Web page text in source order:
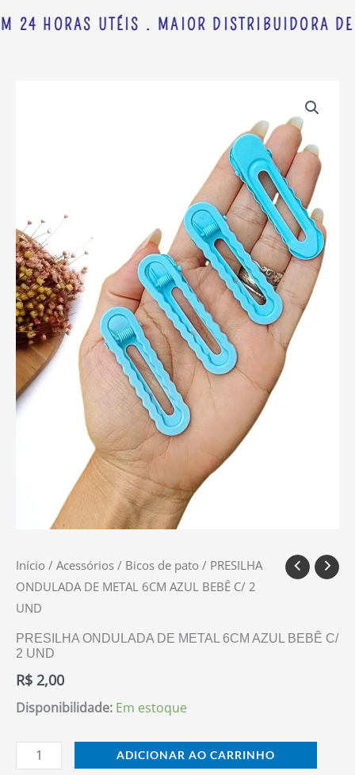
24 HORAS UTÉIS . MAIOR DISTRIBUIDORA
Início / Acessórios / Bicos de pato / PRESILHA
ONDULADA DE METAL 6CM AZUL BEBÊ C/ 2
UND
PRESILHA ONDULADA DE METAL 6CM AZUL BEBÊ C/
2 UND
R$ 2,00
Disponibilidade: Em estoque
BEBÊ
C/
2
UND
quantidade
ADICIONAR AO CARRINHO